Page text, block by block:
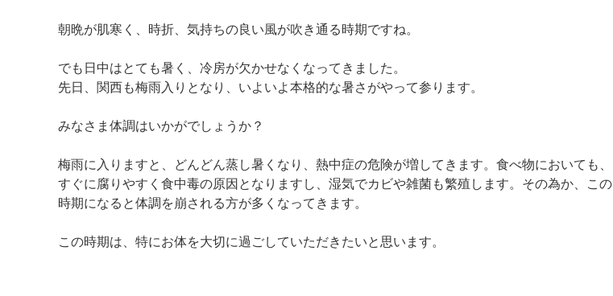
朝晩が肌寒く、時折、気持ちの良い風が吹き通る時期ですね。
でも日中はとても暑く、冷房が欠かせなくなってきました。
先日、関西も梅雨入りとなり、いよいよ本格的な暑さがやって参ります。
みなさま体調はいかがでしょうか？
梅雨に入りますと、どんどん蒸し暑くなり、熱中症の危険が増してきます。食べ物においても、
すぐに腐りやすく食中毒の原因となりますし、湿気でカビや雑菌も繁殖します。その為か、この
時期になると体調を崩される方が多くなってきます。
この時期は、特にお体を大切に過ごしていただきたいと思います。